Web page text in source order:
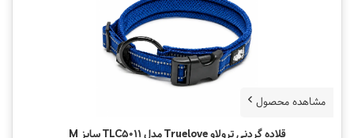
مشاهده محصول